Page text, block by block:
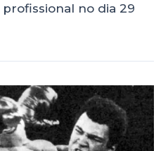
no dia 29